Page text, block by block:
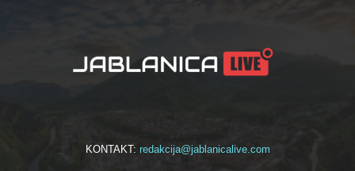
KONTAKT: redakcija@jablanicalive.com